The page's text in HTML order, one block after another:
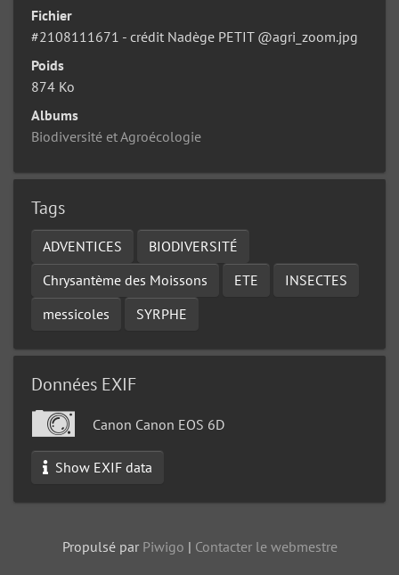
Fichier
#2108111671 - crédit Nadège PETIT @agri_zoom.jpg
Poids
874 Ko
Albums
Biodiversité et Agroécologie
Tags
ADVENTICES
BIODIVERSITÉ
Chrysantème des Moissons
ETE
INSECTES
messicoles
SYRPHE
Données EXIF
Canon Canon EOS 6D
Show EXIF data
Propulsé par Piwigo | Contacter le webmestre